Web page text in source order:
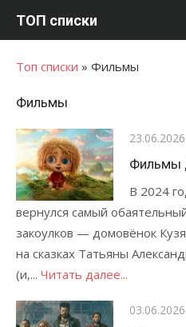
ТОП списки
Топ списки » Фильмы
Фильмы
23.06.2026
Фильмы
В 2024
вернулся самый
закоулков — домовёнок
на сказках Татьяны
(и,... Читать далее...
03.06.2026